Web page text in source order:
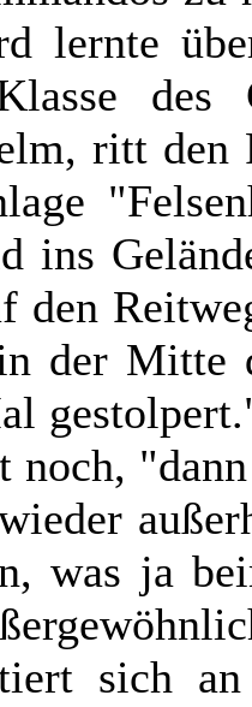
lernte
des
ritt den
ins
den
der Mitte
noch,
was ja
sich